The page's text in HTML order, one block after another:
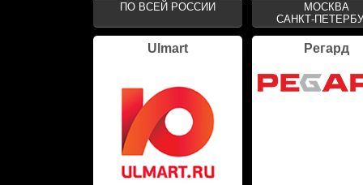
ПО ВСЕЙ РОССИИ
МОСКВА
САНКТ-
Ulmart Регард